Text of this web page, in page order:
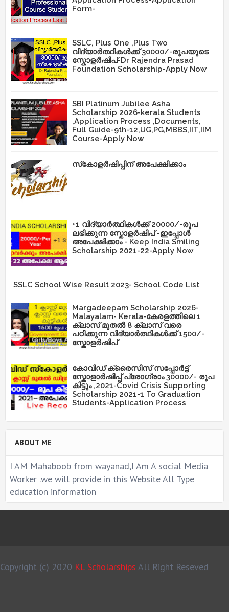
Form-
SSLC, Plus One ,Plus Two
വിദ്യാർത്ഥികൾക്ക് 30000/-രൂപയുടെ
സ്കോളർഷിപ്-Dr Rajendra Prasad
Foundation Scholarship-Apply Now
SBI Platinum Jubilee Asha
Scholarship 2026-kerala Students
,Application Process ,Documents,
Full Guide-9th-12,UG,PG,MBBS,IIT,IIM
Course-Apply Now
സ്‌കോളർഷിപ്പിന് അപേക്ഷിക്കാം
+1 വിദ്യാർത്ഥികൾക്ക് 20000/-രൂപ
ലഭിക്കുന്ന സ്കോളർഷിപ് -ഇപ്പോൾ
അപേക്ഷിക്കാം - Keep India Smiling
Scholarship 2021-22-Apply Now
SSLC School Wise Result 2023- School Code List
Margadeepam Scholarship 2026-
Malayalam- Kerala-കേരളത്തിലെ 1
ക്ലാസ് മുതൽ 8 ക്ലാസ് വരെ
പഠിക്കുന്ന വിദ്യാർത്ഥികൾക്ക് 1500/-
സ്കോളർഷിപ്
കോവിഡ് ക്രൈസിസ് സപ്പോർട്ട്
സ്കോളാർഷിപ്പ് പ്രോഗ്രാം 30000/- രൂപ
കിട്ടും ,2021-Covid Crisis Supporting
Scholarship 2021-1 To Graduation
Students-Application Process
ABOUT ME
I AM Mahaboob from wayanad,I Am A social Media
Worker .we will provide in this Website All Type
education information
Copyright (c) 2020 KL Scholarships All Right Reseved